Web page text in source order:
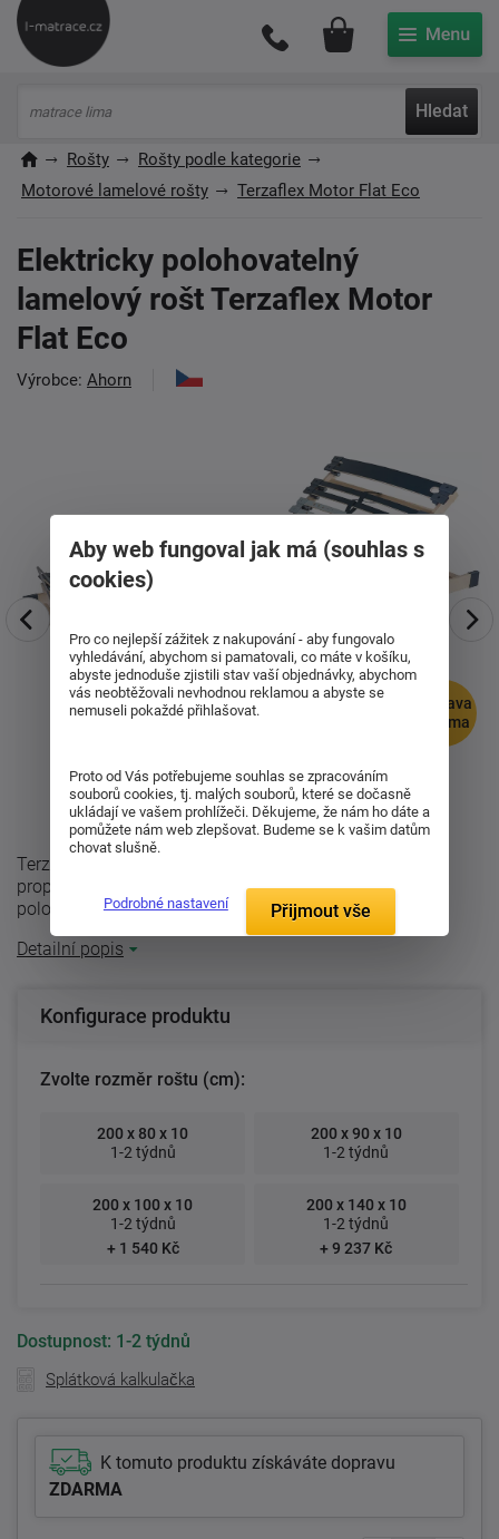
Hledat
Můj účet
Rošty
Rošty podle kategorie
Motorové lamelové rošty
Terzaflex Motor Flat Eco
Elektricky polohovatelný
lamelový rošt Terzaflex Motor
Flat Eco
Výrobce: Ahorn
doprava
zdarma
Terzaflex Motor Flat Eco spojuje vysoký komfort
propracované lehací plochy s pohodlím elektrického
polohování. Díky moderní konstrukci a ...
Detailní popis
Konfigurace produktu
Zvolte rozměr roštu (cm):
200 x 80 x 10
1-2 týdnů
200 x 90 x 10
1-2 týdnů
200 x 100 x 10
1-2 týdnů
+ 1 540 Kč
200 x 140 x 10
1-2 týdnů
+ 9 237 Kč
Dostupnost: 1-2 týdnů
Splátková kalkulačka
K tomuto produktu získáváte dopravu
ZDARMA
Aby web fungoval jak má (souhlas s
cookies)
Pro co nejlepší zážitek z nakupování - aby fungovalo
vyhledávání, abychom si pamatovali, co máte v košíku,
abyste jednoduše zjistili stav vaší objednávky, abychom
vás neobtěžovali nevhodnou reklamou a abyste se
nemuseli pokaždé přihlašovat.
Proto od Vás potřebujeme souhlas se zpracováním
souborů cookies, tj. malých souborů, které se dočasně
ukládají ve vašem prohlížeči. Děkujeme, že nám ho dáte a
pomůžete nám web zlepšovat. Budeme se k vašim datům
chovat slušně.
Podrobné nastavení Přijmout vše